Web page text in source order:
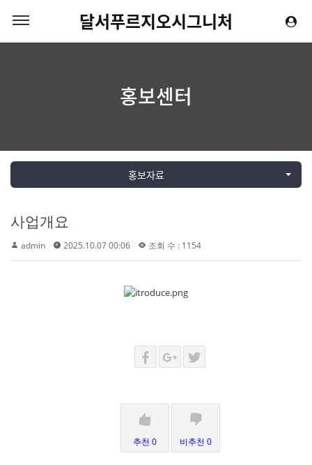
달서푸르지오시그니처
홍보센터
홍보자료
사업개요
admin 2025.10.07 00:06 조회 수 : 1154
추천 0 비추천 0